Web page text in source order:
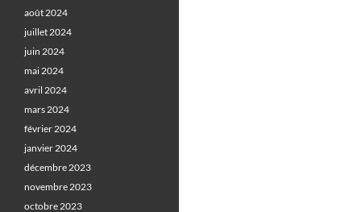
août 2024
juillet 2024
juin 2024
mai 2024
avril 2024
mars 2024
février 2024
janvier 2024
décembre 2023
novembre 2023
octobre 2023